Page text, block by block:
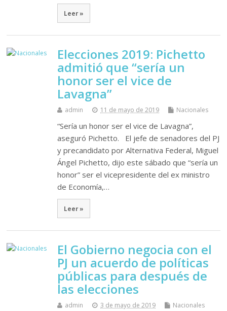
Leer »
Elecciones 2019: Pichetto
admitió que “sería un
honor ser el vice de
Lavagna”
admin 11 de mayo de 2019 Nacionales
“Sería un honor ser el vice de Lavagna”,
aseguró Pichetto. El jefe de senadores del PJ
y precandidato por Alternativa Federal, Miguel
Ángel Pichetto, dijo este sábado que “sería un
honor” ser el vicepresidente del ex ministro
de Economía,…
Leer »
El Gobierno negocia con el
PJ un acuerdo de políticas
públicas para después de
las elecciones
admin 3 de mayo de 2019 Nacionales